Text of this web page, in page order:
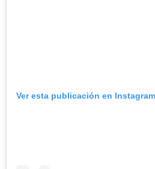
Ver esta publicación en Instagram